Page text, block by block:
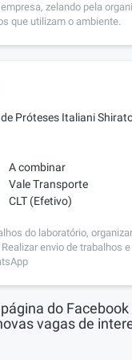
zelando pela
que utilizam o ambiente.
Próteses Italiani
A combinar
Vale Transporte
CLT (Efetivo)
do laboratório,
envio de trabalhos
do
vagas de